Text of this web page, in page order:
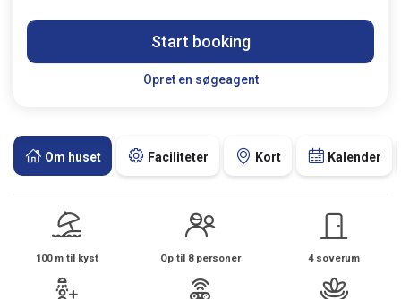
Om huset Faciliteter Kort Kalender
100 m til kyst Op til 8 personer 4 soverum
Start booking
Opret en søgeagent